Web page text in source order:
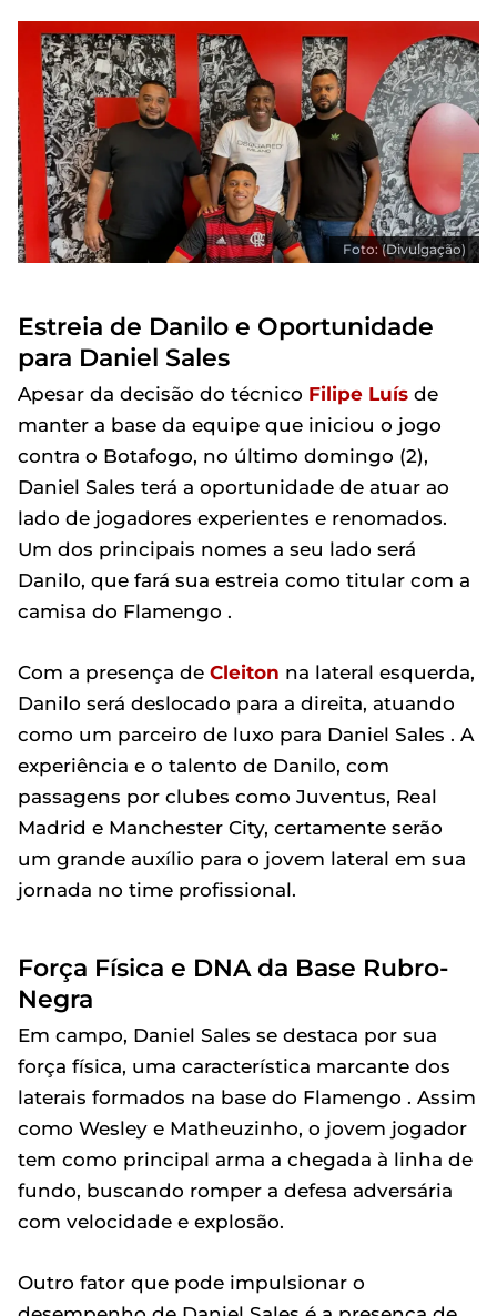
Foto: (Divulgação)
Estreia de Danilo e Oportunidade
para Daniel Sales
Apesar da decisão do técnico Filipe Luís de
manter a base da equipe que iniciou o jogo
contra o Botafogo, no último domingo (2),
Daniel Sales terá a oportunidade de atuar ao
lado de jogadores experientes e renomados.
Um dos principais nomes a seu lado será
Danilo, que fará sua estreia como titular com a
camisa do Flamengo .
Com a presença de Cleiton na lateral esquerda,
Danilo será deslocado para a direita, atuando
como um parceiro de luxo para Daniel Sales . A
experiência e o talento de Danilo, com
passagens por clubes como Juventus, Real
Madrid e Manchester City, certamente serão
um grande auxílio para o jovem lateral em sua
jornada no time profissional.
Força Física e DNA da Base Rubro-
Negra
Em campo, Daniel Sales se destaca por sua
força física, uma característica marcante dos
laterais formados na base do Flamengo . Assim
como Wesley e Matheuzinho, o jovem jogador
tem como principal arma a chegada à linha de
fundo, buscando romper a defesa adversária
com velocidade e explosão.
Outro fator que pode impulsionar o